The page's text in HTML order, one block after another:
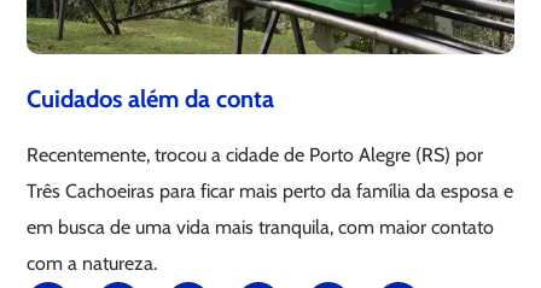
Cuidados além da conta
Recentemente, trocou a cidade de Porto Alegre (RS) por
Três Cachoeiras para ficar mais perto da família da esposa e
em busca de uma vida mais tranquila, com maior contato
com a natureza.